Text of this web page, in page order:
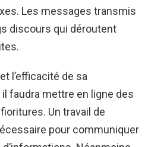
Les messages transmis
discours qui déroutent
l’efficacité de sa
faudra mettre en ligne des
Un travail de
pour communiquer